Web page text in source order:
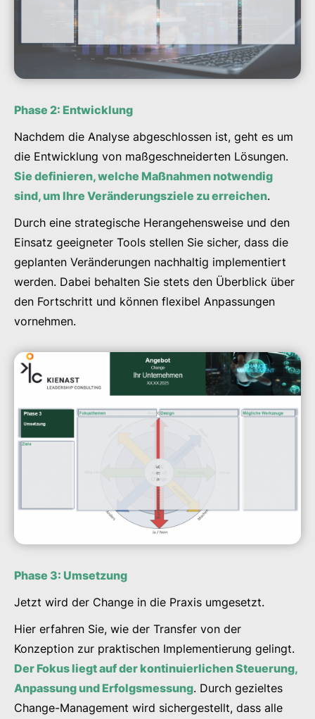
Phase 2: Entwicklung
Nachdem die Analyse abgeschlossen ist, geht es um
die Entwicklung von maßgeschneiderten Lösungen.
Sie definieren, welche Maßnahmen notwendig
sind, um Ihre Veränderungsziele zu erreichen.
Durch eine strategische Herangehensweise und den
Einsatz geeigneter Tools stellen Sie sicher, dass die
geplanten Veränderungen nachhaltig implementiert
werden. Dabei behalten Sie stets den Überblick über
den Fortschritt und können flexibel Anpassungen
vornehmen.
Phase 3: Umsetzung
Jetzt wird der Change in die Praxis umgesetzt.
Hier erfahren Sie, wie der Transfer von der
Konzeption zur praktischen Implementierung gelingt.
Der Fokus liegt auf der kontinuierlichen Steuerung,
Anpassung und Erfolgsmessung. Durch gezieltes
Change-Management wird sichergestellt, dass alle